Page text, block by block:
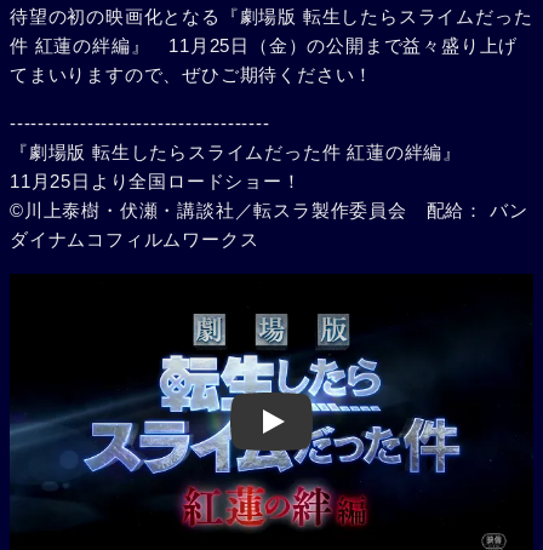
待望の初の映画化となる『劇場版 転生したらスライムだった
件 紅蓮の絆編』 11月25日（金）の公開まで益々盛り上げ
てまいりますので、ぜひご期待ください！
-------------------------------------
『劇場版 転生したらスライムだった件 紅蓮の絆編』
11月25日より全国ロードショー！
©川上泰樹・伏瀬・講談社／転スラ製作委員会 配給： バン
ダイナムコフィルムワークス
Play